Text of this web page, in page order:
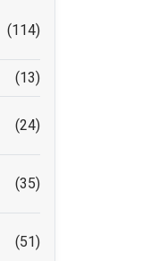
(114)
(13)
(24)
(35)
(51)